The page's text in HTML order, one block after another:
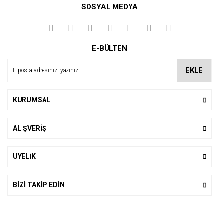
SOSYAL MEDYA
E-BÜLTEN
EKLE
KURUMSAL
ALIŞVERİŞ
ÜYELİK
BİZİ TAKİP EDİN